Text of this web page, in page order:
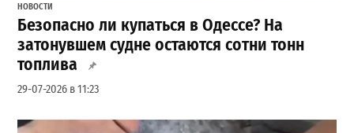
НОВОСТИ
Безопасно ли купаться в Одессе? На
затонувшем судне остаются сотни тонн
топлива
29-07-2026 в 11:23